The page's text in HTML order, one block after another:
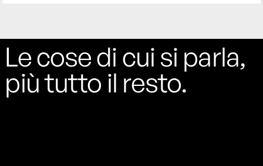
Le cose di cui si parla,
più tutto il resto.